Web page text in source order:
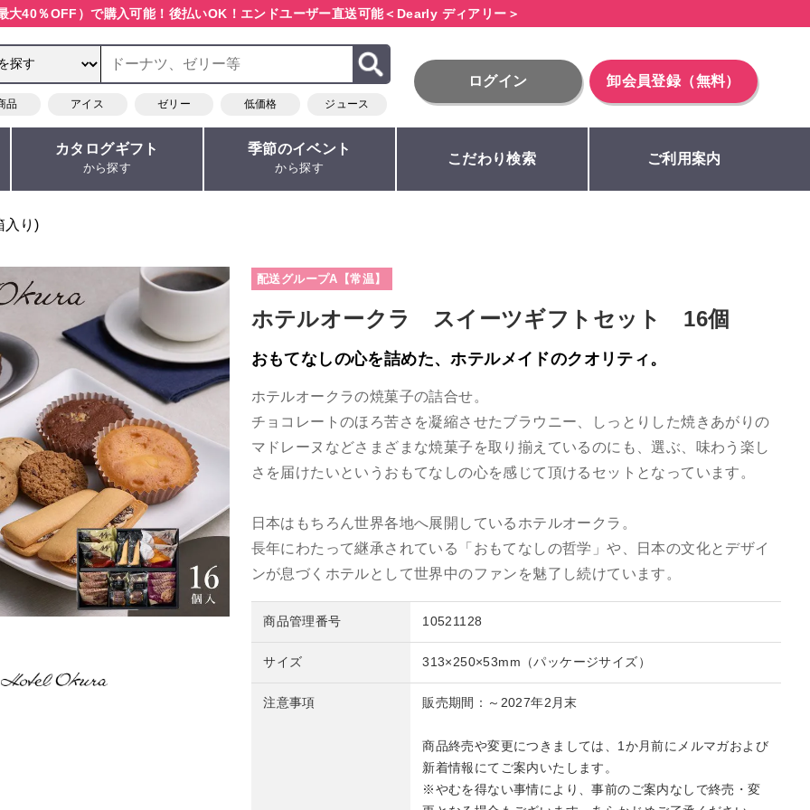
大40％OFF）で購入可能！ 後払いOK！エンドユーザー直送可能＜Dearly ディアリー＞
品 アイス ゼリー 低価格 ジュース
ログイン 卸会員登録（無料）
カタログギフト
から探す
季節のイベント
から探す
こだわり検索 ご利用案内
入り)
配送グループA【常温】
ホテルオークラ スイーツギフトセット 16個
おもてなしの心を詰めた、ホテルメイドのクオリティ。
ホテルオークラの焼菓子の詰合せ。
チョコレートのほろ苦さを凝縮させたブラウニー、しっとりした焼きあがりの
マドレーヌなどさまざまな焼菓子を取り揃えているのにも、選ぶ、味わう楽し
さを届けたいというおもてなしの心を感じて頂けるセットとなっています。
日本はもちろん世界各地へ展開しているホテルオークラ。
長年にわたって継承されている「おもてなしの哲学」や、日本の文化とデザイ
ンが息づくホテルとして世界中のファンを魅了し続けています。
商品管理番号 10521128
サイズ 313×250×53mm（パッケージサイズ）
注意事項 販売期間：～2027年2月末
商品終売や変更につきましては、1か月前にメルマガおよび
新着情報にてご案内いたします。
※やむを得ない事情により、事前のご案内なしで終売・変